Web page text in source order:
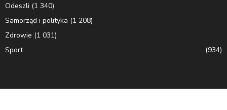
Odeszli (1 340)
Samorząd i polityka (1 208)
Zdrowie (1 031)
Sport
(934)